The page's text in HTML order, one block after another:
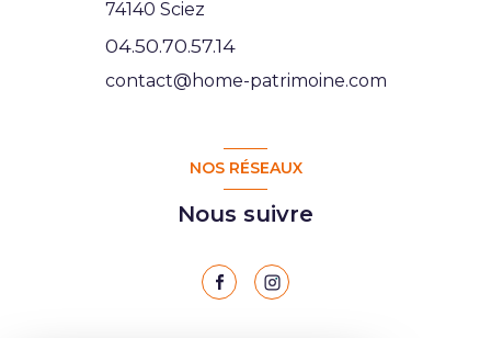
74140 Sciez
04.50.70.57.14
contact@home-patrimoine.com
NOS RÉSEAUX
Nous suivre